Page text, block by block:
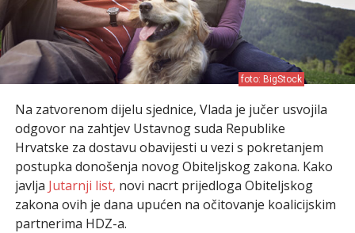
foto: BigStock
Na zatvorenom dijelu sjednice, Vlada je jučer usvojila
odgovor na zahtjev Ustavnog suda Republike
Hrvatske za dostavu obavijesti u vezi s pokretanjem
postupka donošenja novog Obiteljskog zakona. Kako
javlja Jutarnji list, novi nacrt prijedloga Obiteljskog
zakona ovih je dana upućen na očitovanje koalicijskim
partnerima HDZ-a.